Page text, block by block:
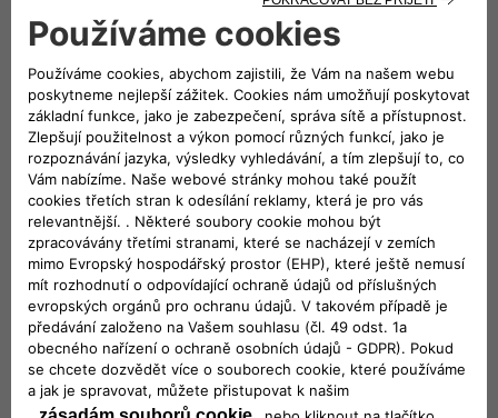
GRANDE PANDA ICON 1.2 Turbo 100k s manuální
VčetněPaket Tech
Splátka operativního leasingu4.890,- Kčbez DPH měsíčně
36 měsíců / 30.000 km
Včetně servisu
Včetně pojištění
VÍCE O NABÍDCE
CHCI GRANDE PANDU